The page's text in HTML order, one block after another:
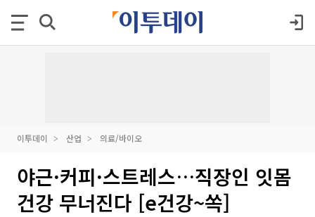
이투데이 산업 의료/바이오
야근·커피·스트레스…직장인 잇몸
건강 무너진다 [e건강~쏙]